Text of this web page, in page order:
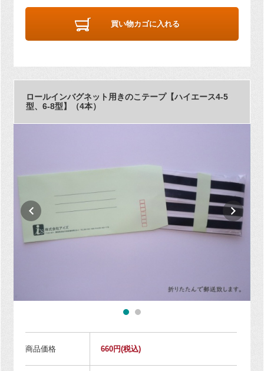
買い物カゴに入れる
ロールインバグネット用きのこテープ【ハイエース4-5
型、6-8型】（4本）
商品価格 660円(税込)